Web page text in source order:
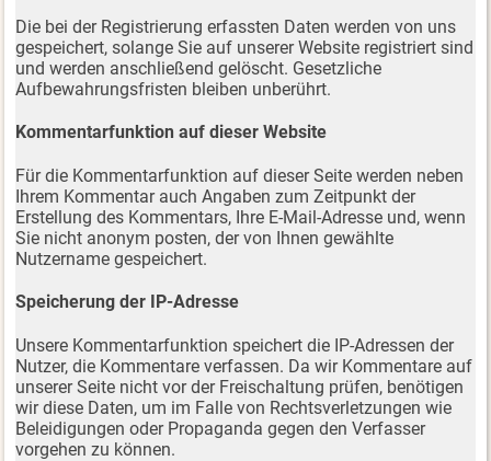
Die bei der Registrierung erfassten Daten werden von uns
gespeichert, solange Sie auf unserer Website registriert sind
und werden anschließend gelöscht. Gesetzliche
Aufbewahrungsfristen bleiben unberührt.
Kommentarfunktion auf dieser Website
Für die Kommentarfunktion auf dieser Seite werden neben
Ihrem Kommentar auch Angaben zum Zeitpunkt der
Erstellung des Kommentars, Ihre E-Mail-Adresse und, wenn
Sie nicht anonym posten, der von Ihnen gewählte
Nutzername gespeichert.
Speicherung der IP-Adresse
Unsere Kommentarfunktion speichert die IP-Adressen der
Nutzer, die Kommentare verfassen. Da wir Kommentare auf
unserer Seite nicht vor der Freischaltung prüfen, benötigen
wir diese Daten, um im Falle von Rechtsverletzungen wie
Beleidigungen oder Propaganda gegen den Verfasser
vorgehen zu können.